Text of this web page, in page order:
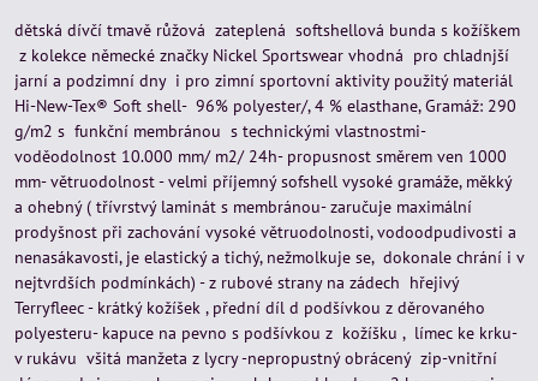
dětská dívčí tmavě růžová zateplená softshellová bunda s kožíškem
z kolekce německé značky Nickel Sportswear vhodná pro chladnjší
jarní a podzimní dny i pro zimní sportovní aktivity použitý materiál
Hi-New-Tex® Soft shell- 96% polyester/, 4 % elasthane, Gramáž: 290
g/m2 s funkční membránou s technickými vlastnostmi-
voděodolnost 10.000 mm/ m2/ 24h- propusnost směrem ven 1000
mm- větruodolnost - velmi příjemný sofshell vysoké gramáže, měkký
a ohebný ( třívrstvý laminát s membránou- zaručuje maximální
prodyšnost při zachování vysoké větruodolnosti, vodoodpudivosti a
nenasákavosti, je elastický a tichý, nežmolkuje se, dokonale chrání i v
nejtvrdších podmínkách) - z rubové strany na zádech hřejivý
Terryfleec - krátký kožíšek , přední díl d podšívkou z děrovaného
polyesteru- kapuce na pevno s podšívkou z kožíšku , límec ke krku-
v rukávu všitá manžeta z lycry -nepropustný obrácený zip-vnitřní